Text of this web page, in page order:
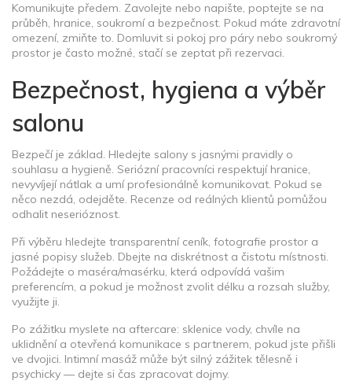
Komunikujte předem. Zavolejte nebo napište, poptejte se na
průběh, hranice, soukromí a bezpečnost. Pokud máte zdravotní
omezení, zmiňte to. Domluvit si pokoj pro páry nebo soukromý
prostor je často možné, stačí se zeptat při rezervaci.
Bezpečnost, hygiena a výběr
salonu
Bezpečí je základ. Hledejte salony s jasnými pravidly o
souhlasu a hygieně. Seriózní pracovníci respektují hranice,
nevyvíjejí nátlak a umí profesionálně komunikovat. Pokud se
něco nezdá, odejděte. Recenze od reálných klientů pomůžou
odhalit neserióznost.
Při výběru hledejte transparentní ceník, fotografie prostor a
jasné popisy služeb. Dbejte na diskrétnost a čistotu místnosti.
Požádejte o maséra/masérku, která odpovídá vašim
preferencím, a pokud je možnost zvolit délku a rozsah služby,
využijte ji.
Po zážitku myslete na aftercare: sklenice vody, chvíle na
uklidnění a otevřená komunikace s partnerem, pokud jste přišli
ve dvojici. Intimní masáž může být silný zážitek tělesně i
psychicky — dejte si čas zpracovat dojmy.